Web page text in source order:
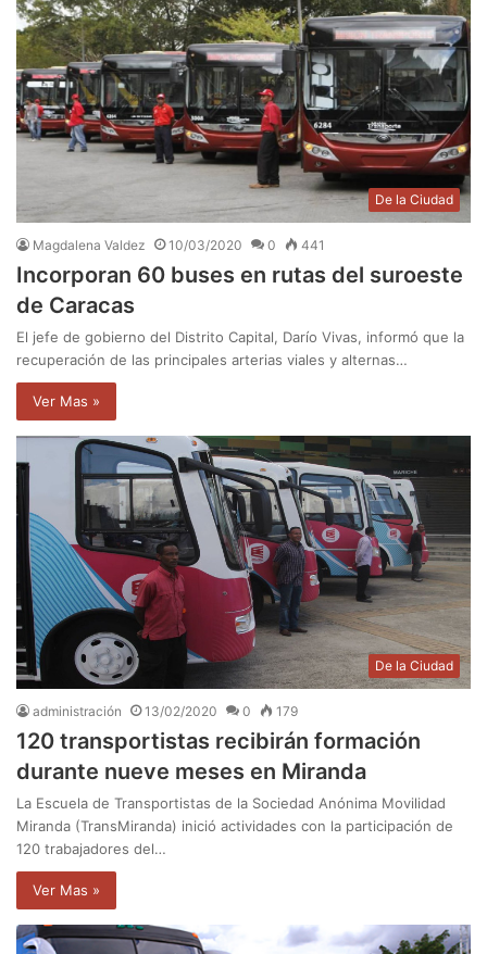
De la Ciudad
Magdalena Valdez 10/03/2020 0 441
Incorporan 60 buses en rutas del suroeste
de Caracas
El jefe de gobierno del Distrito Capital, Darío Vivas, informó que la
recuperación de las principales arterias viales y alternas…
Ver Mas »
De la Ciudad
administración 13/02/2020 0 179
120 transportistas recibirán formación
durante nueve meses en Miranda
La Escuela de Transportistas de la Sociedad Anónima Movilidad
Miranda (TransMiranda) inició actividades con la participación de
120 trabajadores del…
Ver Mas »